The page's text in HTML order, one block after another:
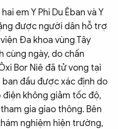
em Y Phi Du Êban và Y
được người dân hỗ trợ
Đa khoa vùng Tây
cùng ngày, do chấn
Bor Niê đã tử vong tại
ban đầu được xác định do
không giảm tốc độ,
gia giao thông. Bên
nghiệm hiện trường,